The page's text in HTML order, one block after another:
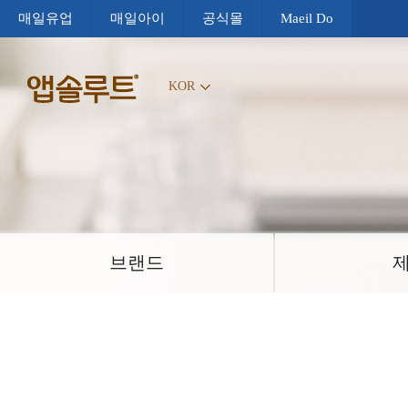
매일유업 매일아이 공식몰 Maeil Do
브랜드
KOR